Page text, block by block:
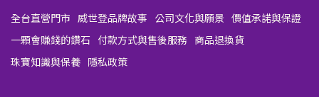
全台直營門市 威世登品牌故事 公司文化與願景 價值承諾與保證
一顆會賺錢的鑽石 付款方式與售後服務 商品退換貨
珠寶知識與保養 隱私政策